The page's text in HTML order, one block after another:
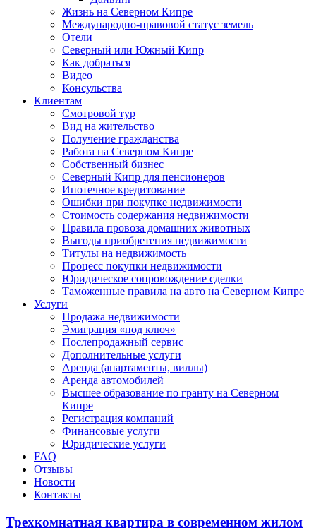
Жизнь на Северном Кипре
Международно-правовой статус земель
Отели
Северный или Южный Кипр
Как добраться
Видео
Консульства
Клиентам
Смотровой тур
Вид на жительство
Получение гражданства
Работа на Северном Кипре
Собственный бизнес
Северный Кипр для пенсионеров
Ипотечное кредитование
Ошибки при покупке недвижимости
Стоимость содержания недвижимости
Правила провоза домашних животных
Выгоды приобретения недвижимости
Титулы на недвижимость
Процесс покупки недвижимости
Юридическое сопровождение сделки
Таможенные правила на авто на Северном Кипре
Услуги
Продажа недвижимости
Эмиграция «под ключ»
Послепродажный сервис
Дополнительные услуги
Аренда (апартаменты, виллы)
Аренда автомобилей
Высшее образование по гранту на Северном
Кипре
Регистрация компаний
Финансовые услуги
Юридические услуги
FAQ
Отзывы
Новости
Контакты
Трехкомнатная квартира в современном жилом